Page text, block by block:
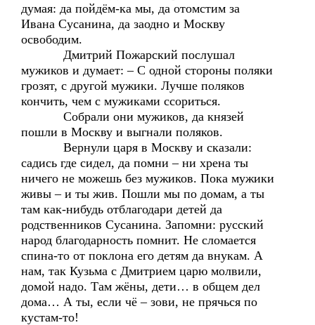
думая: да пойдём-ка мы, да отомстим за
Ивана Сусанина, да заодно и Москву
освободим.
Дмитрий Пожарский послушал
мужиков и думает: – С одной стороны поляки
грозят, с другой мужики. Лучше поляков
кончить, чем с мужиками ссориться.
Собрали они мужиков, да князей
пошли в Москву и выгнали поляков.
Вернули царя в Москву и сказали:
садись где сидел, да помни – ни хрена ты
ничего не можешь без мужиков. Пока мужики
живы – и ты жив. Пошли мы по домам, а ты
там как-нибудь отблагодари детей да
родственников Сусанина. Запомни: русский
народ благодарность помнит. Не сломается
спина-то от поклона его детям да внукам. А
нам, так Кузьма с Дмитрием царю молвили,
домой надо. Там жёны, дети… в общем дел
дома… А ты, если чё – зови, не прячься по
кустам-то!